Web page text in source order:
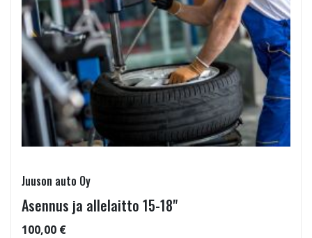
Juuson auto Oy
Asennus ja allelaitto 15-18"
100,00 €